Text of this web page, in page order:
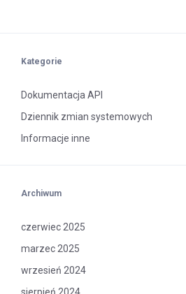
Kategorie
Dokumentacja API
Dziennik zmian systemowych
Informacje inne
Archiwum
czerwiec 2025
marzec 2025
wrzesień 2024
sierpień 2024